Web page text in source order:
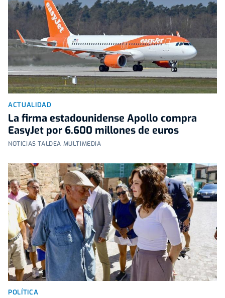
ACTUALIDAD
La firma estadounidense Apollo compra
EasyJet por 6.600 millones de euros
NOTICIAS TALDEA MULTIMEDIA
POLÍTICA